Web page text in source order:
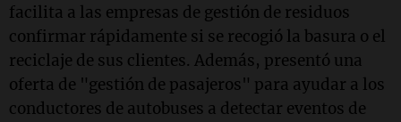
facilita a las empresas de gestión de residuos
confirmar rápidamente si se recogió la basura o el
reciclaje de sus clientes. Además, presentó una
oferta de "gestión de pasajeros" para ayudar a los
conductores de autobuses a detectar eventos de